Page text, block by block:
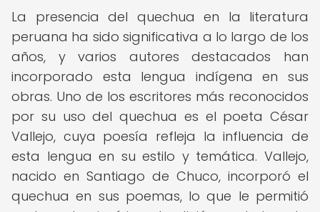
La presencia del quechua en la literatura
peruana ha sido significativa a lo largo de los
años, y varios autores destacados han
incorporado esta lengua indígena en sus
obras. Uno de los escritores más reconocidos
por su uso del quechua es el poeta César
Vallejo, cuya poesía refleja la influencia de
esta lengua en su estilo y temática. Vallejo,
nacido en Santiago de Chuco, incorporó el
quechua en sus poemas, lo que le permitió